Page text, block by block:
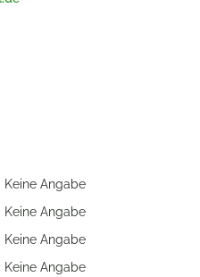
Keine Angabe
Keine Angabe
Keine Angabe
Keine Angabe